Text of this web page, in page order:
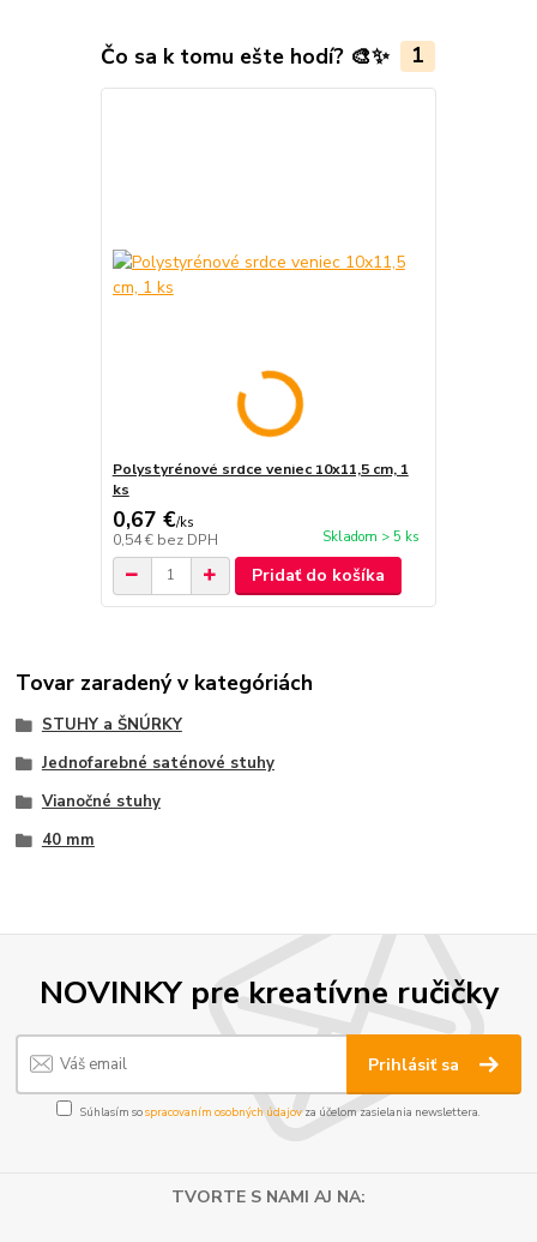
Čo sa k tomu ešte hodí? 🎨✨ 1
Polystyrénové srdce veniec 10x11,5 cm, 1
ks
0,67 €/ks
0,54 € bez DPH Skladom > 5 ks
Pridať do košíka
Tovar zaradený v kategóriách
STUHY a ŠNÚRKY
Jednofarebné saténové stuhy
Vianočné stuhy
40 mm
NOVINKY pre kreatívne ručičky
Prihlásiť sa
Súhlasím sospracovaním osobných údajov za účelom zasielania newslettera.
TVORTE S NAMI AJ NA: